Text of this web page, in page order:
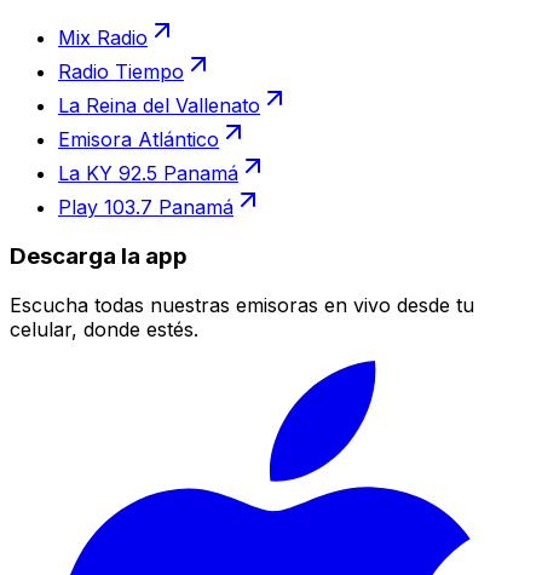
Mix Radio
Radio Tiempo
La Reina del Vallenato
Emisora Atlántico
La KY 92.5 Panamá
Play 103.7 Panamá
Descarga la app
Escucha todas nuestras emisoras en vivo desde tu
celular, donde estés.